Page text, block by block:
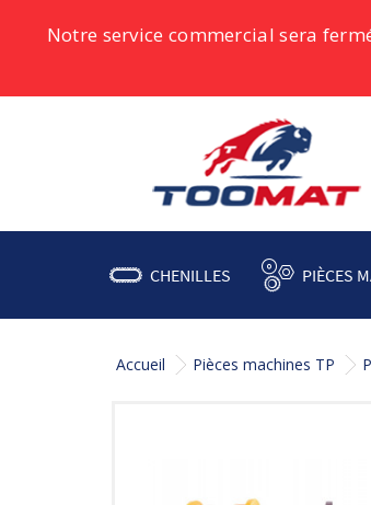
Notre service commercial sera
CHENILLES PIÈCES
Accueil Pièces machines TP